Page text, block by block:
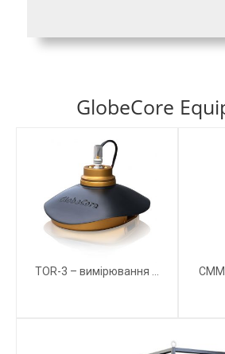
GlobeCore
TOR-3 – вимірювання ... СММ-